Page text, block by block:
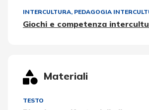
INTERCULTURA, PEDAGOGIA
Giochi e competenza
Materiali
TESTO